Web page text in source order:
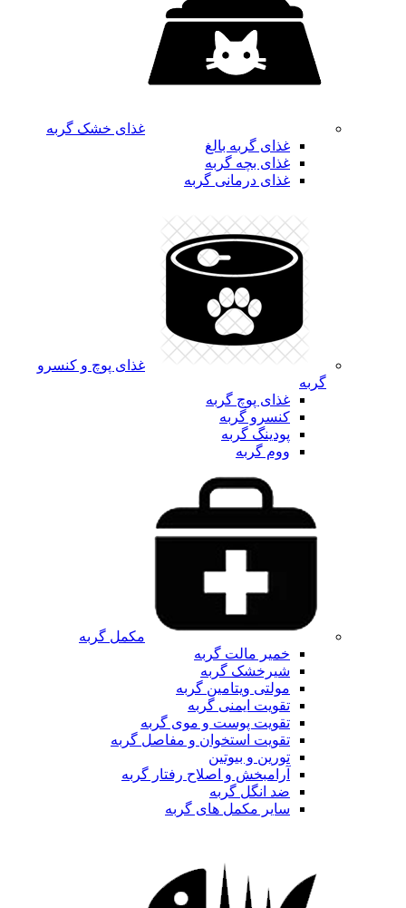
غذای خشک گربه
غذای گربه بالغ
غذای بچه گربه
غذای درمانی گربه
غذای پوچ و کنسرو
گربه
غذای پوچ گربه
کنسرو گربه
پودینگ گربه
ووم گربه
مکمل گربه
خمیر مالت گربه
شیرخشک گربه
مولتی ویتامین گربه
تقویت ایمنی گربه
تقویت پوست و موی گربه
تقویت استخوان و مفاصل گربه
تورین و بیوتین
آرامبخش و اصلاح رفتار گربه
ضد انگل گربه
سایر مکمل های گربه